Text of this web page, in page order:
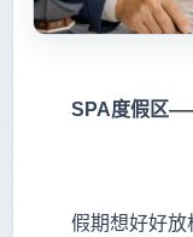
SPA度假区
假期想好好放